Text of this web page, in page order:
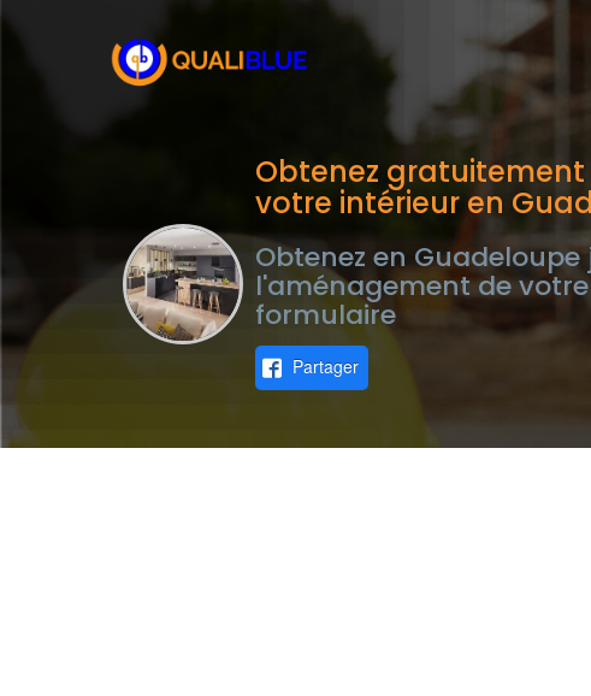
Obtenez
votre intérieur en
Obtenez en
l'aménagement de
formulaire
Partager